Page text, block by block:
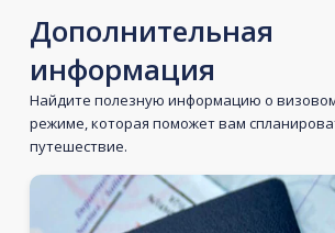
Дополнительная
информация
Найдите полезную информацию о
режиме, которая поможет вам
путешествие.